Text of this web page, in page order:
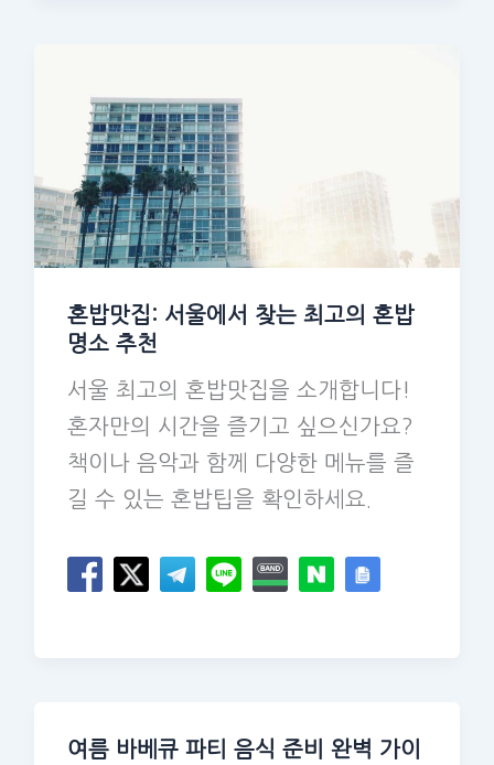
혼밥맛집: 서울에서 찾는 최고의 혼밥
명소 추천
서울 최고의 혼밥맛집을 소개합니다!
혼자만의 시간을 즐기고 싶으신가요?
책이나 음악과 함께 다양한 메뉴를 즐
길 수 있는 혼밥팁을 확인하세요.
여름 바베큐 파티 음식 준비 완벽 가이